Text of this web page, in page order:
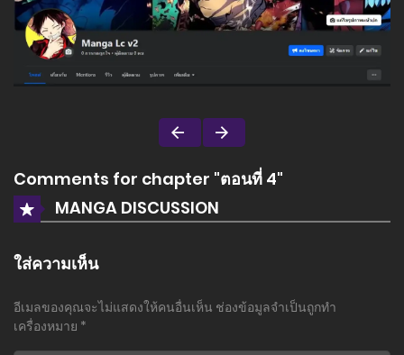
Comments for chapter "ตอนที่ 4"
MANGA DISCUSSION
ใส่ความเห็น
อีเมลของคุณจะไม่แสดงให้คนอื่นเห็น ช่องข้อมูลจำเป็นถูกทำ
เครื่องหมาย *